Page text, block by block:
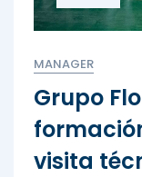
MANAGER
Grupo
visita